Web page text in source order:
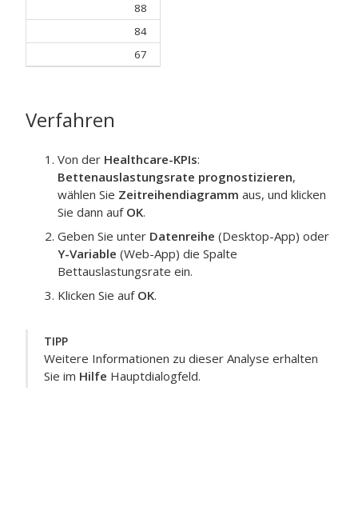
88
84
67
Verfahren
Von der Healthcare-KPIs:
Bettenauslastungsrate prognostizieren,
wählen Sie Zeitreihendiagramm aus, und klicken
Sie dann auf OK.
Geben Sie unter Datenreihe (Desktop-App) oder
Y-Variable (Web-App) die Spalte
Bettauslastungsrate ein.
Klicken Sie auf OK.
TIPP
Weitere Informationen zu dieser Analyse erhalten
Sie im Hilfe Hauptdialogfeld.